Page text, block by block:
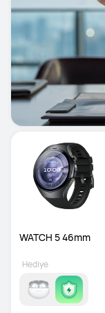
WATCH 5 46mm
Hediye